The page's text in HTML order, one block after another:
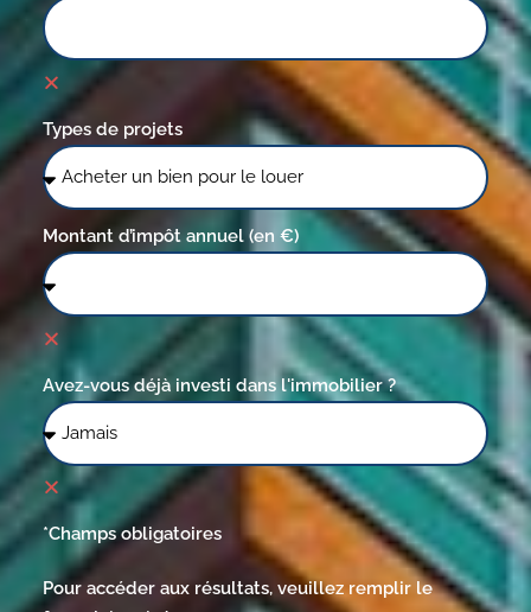
Types de projets
Montant d’impôt annuel (en €)
Avez-vous déjà investi dans l'immobilier ?
*Champs obligatoires
Pour accéder aux résultats, veuillez remplir le